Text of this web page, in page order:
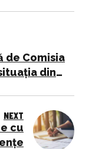
de Comisia
din
NEXT
cu